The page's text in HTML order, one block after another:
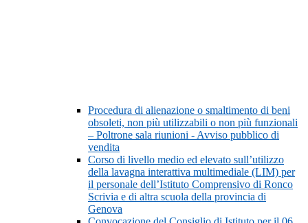
Procedura di alienazione o smaltimento di beni
obsoleti, non più utilizzabili o non più funzionali
– Poltrone sala riunioni - Avviso pubblico di
vendita
Corso di livello medio ed elevato sull’utilizzo
della lavagna interattiva multimediale (LIM) per
il personale dell’Istituto Comprensivo di Ronco
Scrivia e di altra scuola della provincia di
Genova